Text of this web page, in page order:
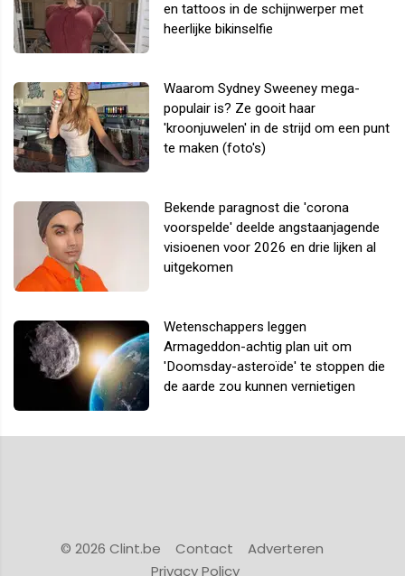
en tattoos in de schijnwerper met
heerlijke bikinselfie
Waarom Sydney Sweeney mega-
populair is? Ze gooit haar
'kroonjuwelen' in de strijd om een punt
te maken (foto's)
Bekende paragnost die 'corona
voorspelde' deelde angstaanjagende
visioenen voor 2026 en drie lijken al
uitgekomen
Wetenschappers leggen
Armageddon-achtig plan uit om
'Doomsday-asteroïde' te stoppen die
de aarde zou kunnen vernietigen
© 2026 Clint.be Contact
Adverteren
Privacy Policy